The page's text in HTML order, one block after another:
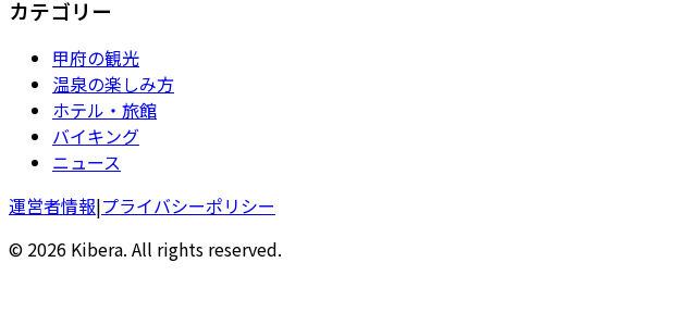
カテゴリー
甲府の観光
温泉の楽しみ方
ホテル・旅館
バイキング
ニュース
運営者情報|プライバシーポリシー
© 2026 Kibera. All rights reserved.